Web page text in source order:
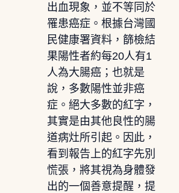
出血現象，並不等同於
罹患癌症。根據台灣國
民健康署資料，篩檢結
果陽性者約每20人有1
人為大腸癌；也就是
說，多數陽性並非癌
症。絕大多數的紅字，
其實是由其他良性的腸
道病灶所引起。因此，
看到報告上的紅字先別
慌張，將其視為身體發
出的一個善意提醒，提